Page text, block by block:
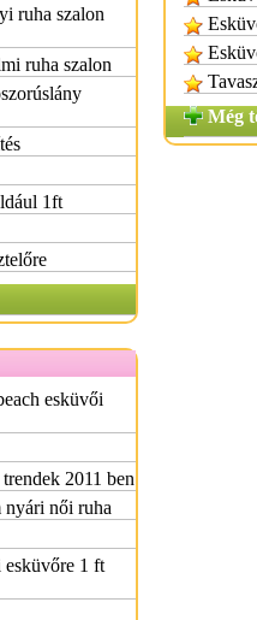
ruha szalon
ruha szalon
1ft
esküvői
2011 ben
nyári női ruha
esküvőre 1 ft
Még